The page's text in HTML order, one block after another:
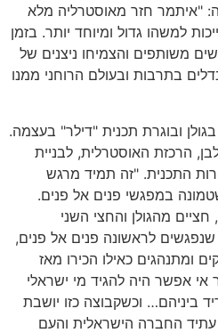
"איתמר חזר מאוסטרליה מלא
למשהו גדול ומיוחד יותר. בזמן
משותפים והצמיחו ניצנים של
בתרבות ובעולם הרוחני ממנו
ובוגרת תכנית "דילר" בעצמה.
הרכזת האוסטרלית, לבניית
התכנית. "זה תמיד מרגש
במפגשי פנים אל פנים.
של 40 בני נוער, חציים מהגולן והחצי השני
לראשונה פנים אל פנים,
ומתנהגים כאילו הכירו מאז
אפשר היה להגיד מי ישראלי
ביניהם… וכשקבוצה כזו יושבת
החברה הישראלית והעם